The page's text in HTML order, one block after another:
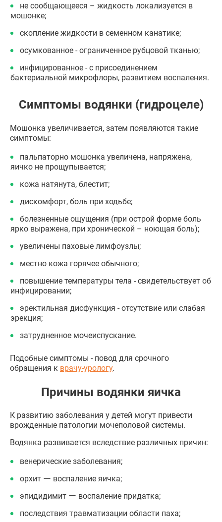
не сообщающееся – жидкость локализуется в
мошонке;
скопление жидкости в семенном канатике;
осумкованное - ограниченное рубцовой тканью;
инфицированное - с присоединением
бактериальной микрофлоры, развитием воспаления.
Симптомы водянки (гидроцеле)
Мошонка увеличивается, затем появляются такие
симптомы:
пальпаторно мошонка увеличена, напряжена,
яичко не прощупывается;
кожа натянута, блестит;
дискомфорт, боль при ходьбе;
болезненные ощущения (при острой форме боль
ярко выражена, при хронической – ноющая боль);
увеличены паховые лимфоузлы;
местно кожа горячее обычного;
повышение температуры тела - свидетельствует об
инфицировании;
эректильная дисфункция - отсутствие или слабая
эрекция;
затрудненное мочеиспускание.
Подобные симптомы - повод для срочного
обращения к врачу-урологу.
Причины водянки яичка
К развитию заболевания у детей могут привести
врожденные патологии мочеполовой системы.
Водянка развивается вследствие различных причин:
венерические заболевания;
орхит ー воспаление яичка;
эпидидимит ー воспаление придатка;
последствия травматизации области паха;